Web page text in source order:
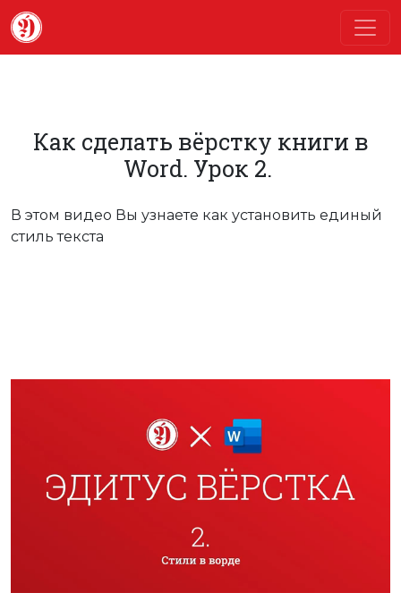
Как сделать вёрстку книги в
Word. Урок 2.
В этом видео Вы узнаете как установить единый
стиль текста